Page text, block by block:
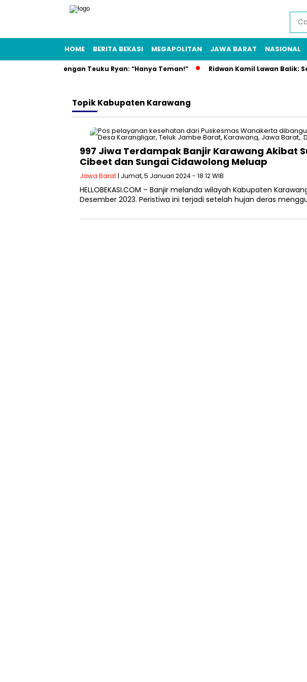
HOME BERITA BEKASI MEGAPOLITAN JAWA BARAT NASIONAL
Isu Pacaran dengan Teuku Ryan: “Hanya Teman!” Ridwan Kamil Lawan Balik:
TopikKabupaten Karawang
997 Jiwa Terdampak Banjir Karawang Akibat
Cibeet dan Sungai Cidawolong Meluap
Jawa Barat | Jumat, 5 Januari 2024 - 18:12 WIB
HELLOBEKASI.COM – Banjir melanda wilayah Kabupaten
Desember 2023. Peristiwa ini terjadi setelah hujan deras